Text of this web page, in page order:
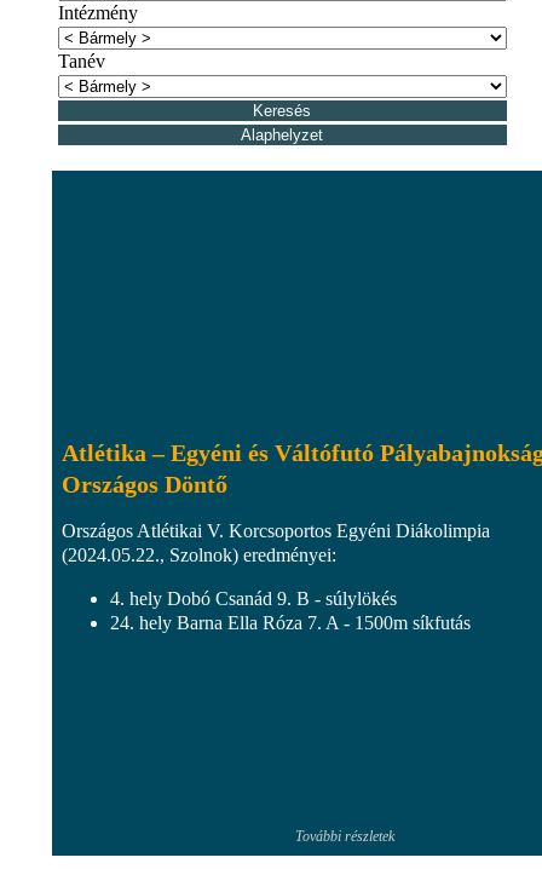
Intézmény
Tanév
Atlétika – Egyéni és Váltófutó
Országos Döntő
Országos Atlétikai V. Korcsoportos Egyéni Diákolimpia
(2024.05.22., Szolnok) eredményei:
4. hely Dobó Csanád 9. B - súlylökés
24. hely Barna Ella Róza 7. A - 1500m síkfutás
További részletek